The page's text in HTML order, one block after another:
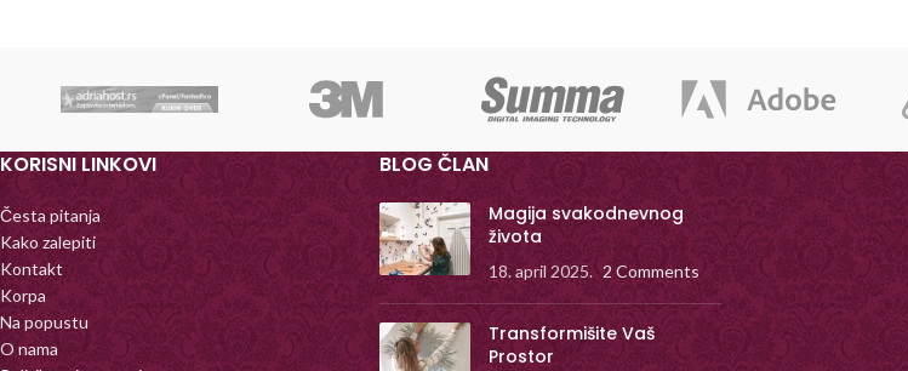
KORISNI LINKOVI
Česta pitanja
Kako zalepiti
Kontakt
Korpa
Na popustu
O nama
BLOG ČLAN
Magija svakodnevnog
života
18. april 2025. 2 Comments
Transformišite Vaš
Prostor